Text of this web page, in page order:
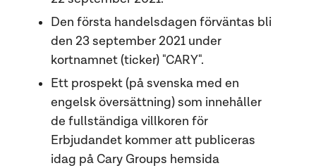
Den första handelsdagen förväntas bli
den 23 september 2021 under
kortnamnet (ticker) "CARY".
Ett prospekt (på svenska med en
engelsk översättning) som innehåller
de fullständiga villkoren för
Erbjudandet kommer att publiceras
idag på Cary Groups hemsida